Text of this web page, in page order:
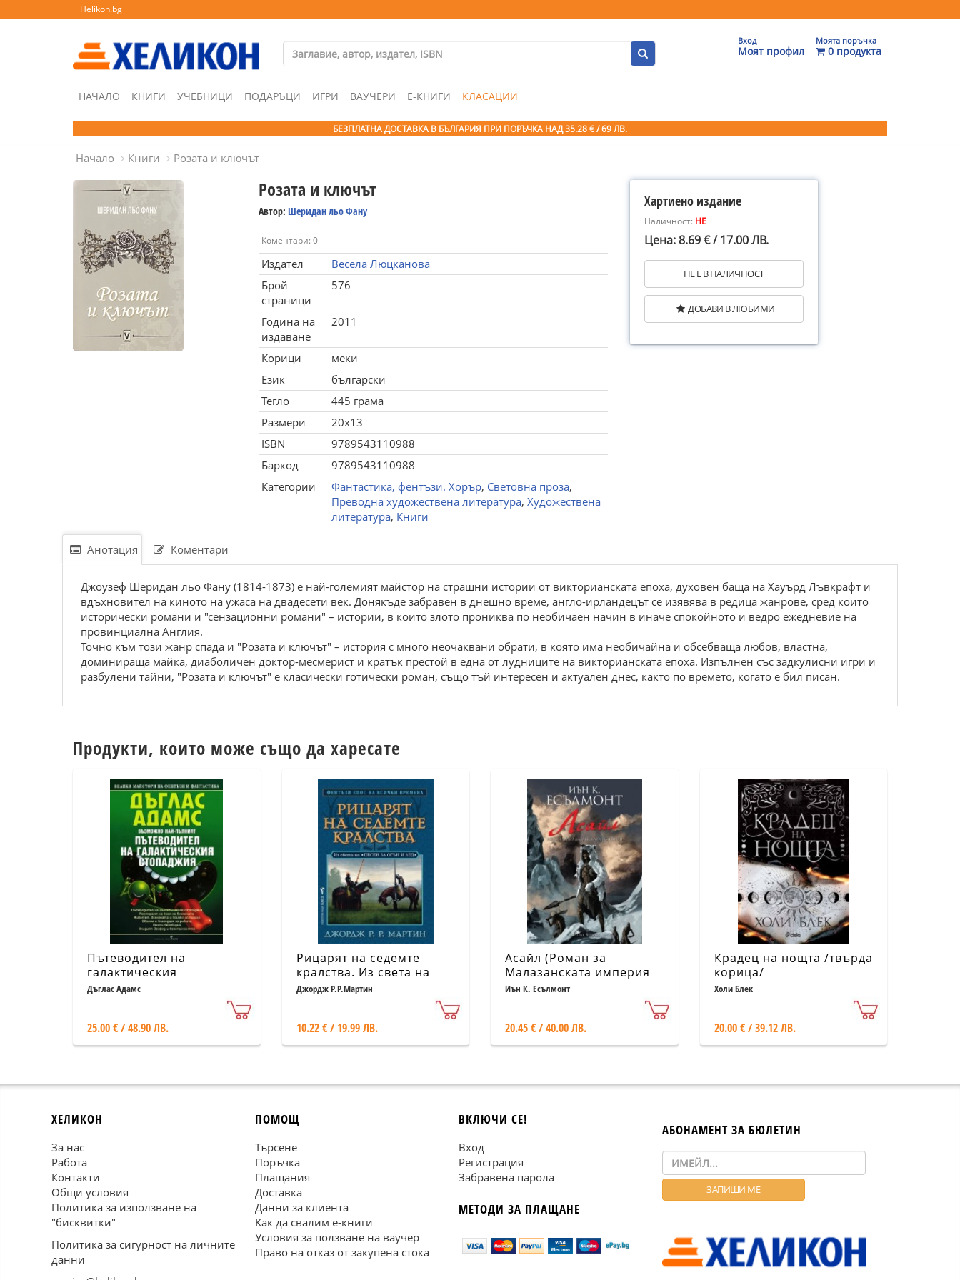
Helikon.bg
Вход
Моят профил
Моята поръчка
0 продукта
НАЧАЛО КНИГИ УЧЕБНИЦИ ПОДАРЪЦИ ИГРИ ВАУЧЕРИ Е-КНИГИ КЛАСАЦИИ
БЕЗПЛАТНА ДОСТАВКА В БЪЛГАРИЯ ПРИ ПОРЪЧКА НАД 35.28 € / 69 ЛВ.
Начало Книги Розата и ключът
Розата и ключът
Автор: Шеридан льо Фану
Коментари: 0
Издател
Весела Люцканова
Брой
страници
576
Година на
издаване
2011
Корици
меки
Език
български
Тегло
445 грама
Размери
20x13
ISBN
9789543110988
Баркод
9789543110988
Категории
Фантастика, фентъзи. Хорър, Световна проза,
Преводна художествена литература, Художествена
литература, Книги
Хартиено издание
Наличност: НЕ
Цена: 8.69 € / 17.00 ЛВ.
НЕ Е В НАЛИЧНОСТ
ДОБАВИ В ЛЮБИМИ
Анотация Коментари
Джоузеф Шеридан льо Фану (1814-1873) е най-големият майстор на страшни истории от викторианската епоха, духовен баща на Хауърд Лъвкрафт и
вдъхновител на киното на ужаса на двадесети век. Донякъде забравен в днешно време, англо-ирландецът се изявява в редица жанрове, сред които
исторически романи и "сензационни романи" – истории, в които злото прониква по необичаен начин в иначе спокойното и ведро ежедневие на
провинциална Англия.
Точно към този жанр спада и "Розата и ключът" – история с много неочаквани обрати, в която има необичайна и обсебваща любов, властна,
доминираща майка, диаболичен доктор-месмерист и кратък престой в една от лудниците на викторианската епоха. Изпълнен със задкулисни игри и
разбулени тайни, "Розата и ключът" е класически готически роман, също тъй интересен и актуален днес, както по времето, когато е бил писан.
Продукти, които може също да харесате
Пътеводител на
галактическия
стопаджия / тв.к.
Дъглас Адамс
25.00 € / 48.90 ЛВ.
Рицарят на седемте
кралства. Из света на
"Песен за огън и лед"
Джордж Р.Р.Мартин
10.22 € / 19.99 ЛВ.
Асайл (Роман за
Малазанската империя
6)
Иън К. Есълмонт
20.45 € / 40.00 ЛВ.
Крадец на нощта /твърда
корица/
Холи Блек
20.00 € / 39.12 ЛВ.
ХЕЛИКОН
За нас
Работа
Контакти
Общи условия
Политика за използване на
"бисквитки"
Политика за сигурност на личните
данни
ПОМОЩ
Търсене
Поръчка
Плащания
Доставка
Данни за клиента
Как да свалим е-книги
Условия за ползване на ваучер
Право на отказ от закупена стока
ВКЛЮЧИ СЕ!
Вход
Регистрация
Забравена парола
МЕТОДИ ЗА ПЛАЩАНЕ
АБОНАМЕНТ ЗА БЮЛЕТИН